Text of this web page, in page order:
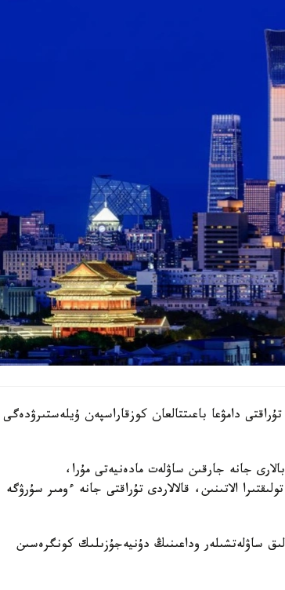
دامۋعا باعىتتالعان كوزقاراسپەن ۇيلەستىرۋدەگى
جانە جارقىن ساۋلەت مادەنيەتى مۇرا،
الاتىنىن، قالالاردى تۇراقتى جانە ءومىر سۇرۋگە
ساۋلەتشىلەر وداعىنىڭ دۇنيەجۇزىلىك كونگرەسىن